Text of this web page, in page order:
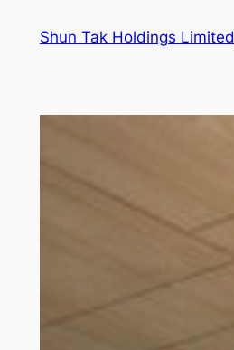
Shun Tak Holdings Limited